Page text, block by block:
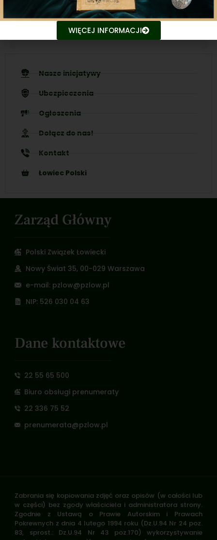
Udostępniaj treści znajomym
Nasze inicjatywy
Ubezpieczenia
Ogłoszenia
Dołącz do nas!
Kontakt
Łowiec Polski
Zarząd Główny
Polski Związek Łowiecki
Nowy Świat 35, 00-029 Warszawa
e-mail: pzlow@pzlow.pl
NIP: 526 030 04 63
Dane kontaktowe
22 55 65 500
Biuro obsługi prenumeraty
22 336 75 52
prenumerata@pzlow.pl
Zabrania się kopiowania zdjęć oraz opisów (w całości lub
w części) bez zgody właściciela i administratora strony.
Zgodnie z Ustawą o Prawie Autorskim i Prawach
Pokrewnych z dnia 4 lutego 1994 roku (Dz.U.94 Nr 24 poz.
83, sprost.: Dz.U.94 Nr 43 poz.170) wykorzystywanie
WIĘCEJ INFORMACJI